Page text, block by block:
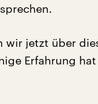
wir jetzt über
Erfahrung